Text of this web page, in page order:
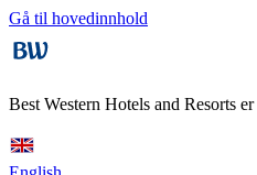
Gå til hovedinnhold
Best Western Hotels and Resorts er